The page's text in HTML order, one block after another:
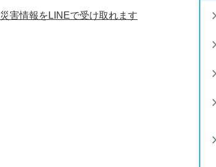
災害情報をLINEで受け取れます